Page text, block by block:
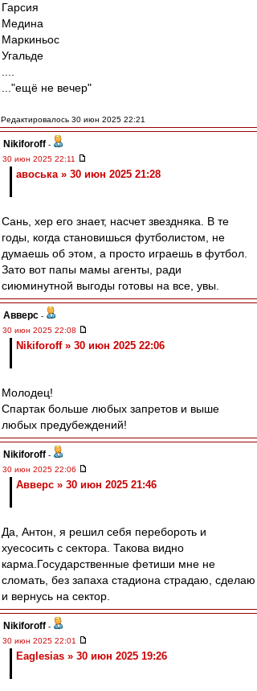
Гарсия
Медина
Маркиньос
Угальде
..."ещё не вечер"
Редактировалось 30 июн 2025 22:21
Nikiforoff -
30 июн 2025 22:11
авоська » 30 июн 2025 21:28
Сань, хер его знает, насчет звездняка. В те
годы, когда становишься футболистом, не
думаешь об этом, а просто играешь в футбол.
Зато вот папы мамы агенты, ради
сиюминутной выгоды готовы на все, увы.
Авверс -
30 июн 2025 22:08
Nikiforoff » 30 июн 2025 22:06
Молодец!
Спартак больше любых запретов и выше
любых предубеждений!
Nikiforoff -
30 июн 2025 22:06
Авверс » 30 июн 2025 21:46
Да, Антон, я решил себя перебороть и
хуесосить с сектора. Такова видно
карма.Государственные фетиши мне не
сломать, без запаха стадиона страдаю, сделаю
и вернусь на сектор.
Nikiforoff -
30 июн 2025 22:01
Eaglesias » 30 июн 2025 19:26